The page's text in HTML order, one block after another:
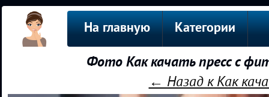
На главную Категории
Фото Как качать пресс с
← Назад к Как